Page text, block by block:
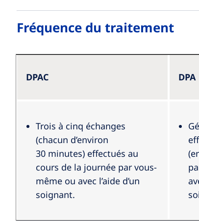
Patients et
Fréquence du traitement
DPAC DPA
Trois à cinq échanges
(chacun d’environ
30 minutes) effectués au
cours de la journée par vous-
même ou avec l’aide d’un
soignant.